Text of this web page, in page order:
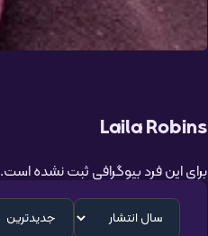
Laila Robins
برای این فرد بیوگرافی ثبت نشده است.